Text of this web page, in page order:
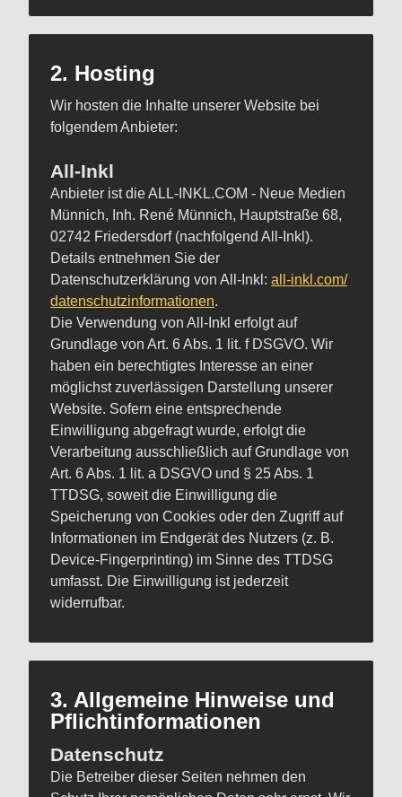
2. Hosting
Wir hosten die Inhalte unserer Website bei
folgendem Anbieter:
All-Inkl
Anbieter ist die ALL-INKL.COM - Neue Medien
Münnich, Inh. René Münnich, Hauptstraße 68,
02742 Friedersdorf (nachfolgend All-Inkl).
Details entnehmen Sie der
Datenschutzerklärung von All-Inkl: all-inkl.com/
datenschutzinformationen.
Die Verwendung von All-Inkl erfolgt auf
Grundlage von Art. 6 Abs. 1 lit. f DSGVO. Wir
haben ein berechtigtes Interesse an einer
möglichst zuverlässigen Darstellung unserer
Website. Sofern eine entsprechende
Einwilligung abgefragt wurde, erfolgt die
Verarbeitung ausschließlich auf Grundlage von
Art. 6 Abs. 1 lit. a DSGVO und § 25 Abs. 1
TTDSG, soweit die Einwilligung die
Speicherung von Cookies oder den Zugriff auf
Informationen im Endgerät des Nutzers (z. B.
Device-Fingerprinting) im Sinne des TTDSG
umfasst. Die Einwilligung ist jederzeit
widerrufbar.
3. Allgemeine Hinweise und
Pflichtinformationen
Datenschutz
Die Betreiber dieser Seiten nehmen den